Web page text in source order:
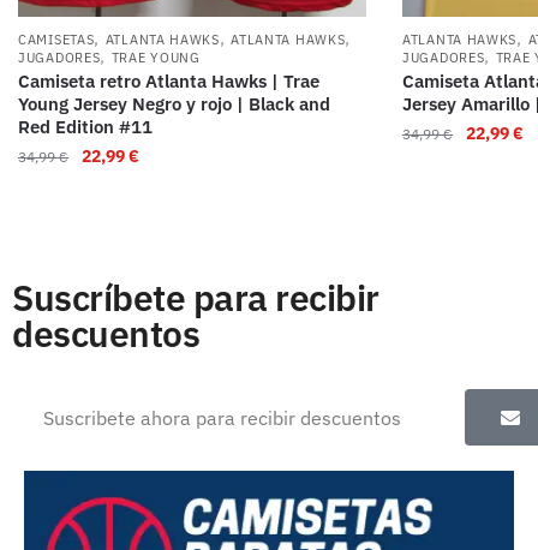
CAMISETAS, ATLANTA HAWKS,ATLANTA HAWKS,
JUGADORES, TRAE YOUNG
Camiseta retro Atlanta Hawks | Trae
Young Jersey Negro y rojo | Black and
Red Edition #11
34,99€ 22,99€
ATLANTA HAWKS,
JUGADORES, TRAE
Camiseta
Jersey Amarillo
34,99€ 22,99€
Suscríbete para recibir
descuentos